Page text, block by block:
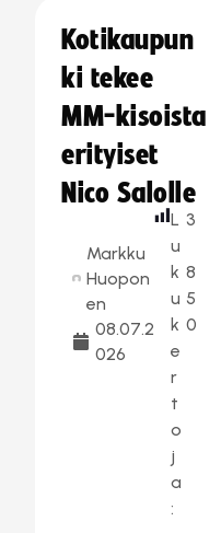
Kotikaupun
ki tekee
MM-kisoista
erityiset
Nico Salolle
Markku
Huopon
en
08.07.2
026
L
u
k
u
k
e
r
t
o
j
a
:
3
8
5
0